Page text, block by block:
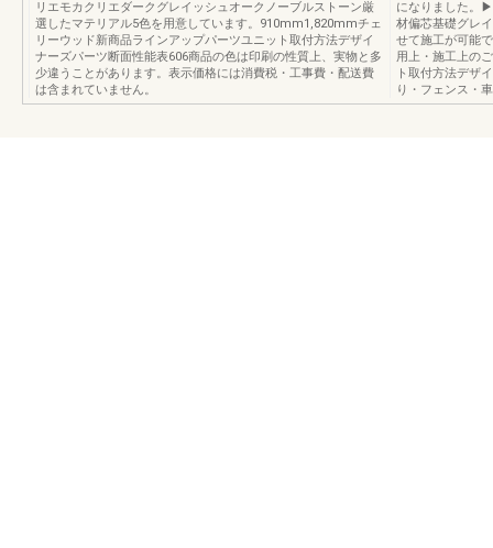
リエモカクリエダークグレイッシュオークノーブルストーン厳
選したマテリアル5色を用意しています。910mm1,820mmチェ
リーウッド新商品ラインアップパーツユニット取付方法デザイ
ナーズパーツ断面性能表606商品の色は印刷の性質上、実物と多
少違うことがあります。表示価格には消費税・工事費・配送費
は含まれていません。
になりました。
材偏芯基礎グレ
せて施工が可能
用上・施工上の
ト取付方法デザ
り・フェンス・